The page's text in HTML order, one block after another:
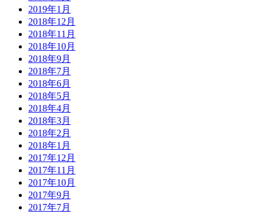
2019年1月
2018年12月
2018年11月
2018年10月
2018年9月
2018年7月
2018年6月
2018年5月
2018年4月
2018年3月
2018年2月
2018年1月
2017年12月
2017年11月
2017年10月
2017年9月
2017年7月